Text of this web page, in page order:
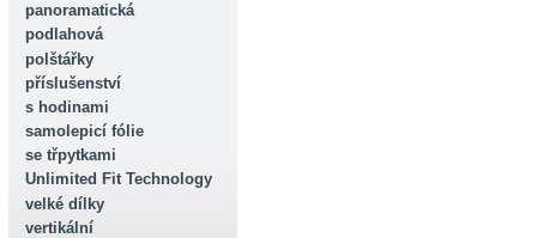
panoramatická
podlahová
polštářky
příslušenství
s hodinami
samolepicí fólie
se třpytkami
Unlimited Fit Technology
velké dílky
vertikální